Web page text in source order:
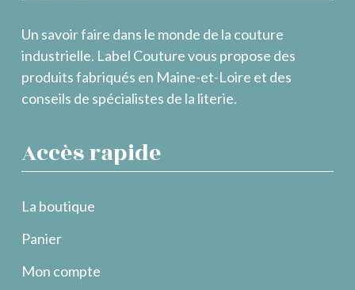
Un savoir faire dans le monde de la couture
industrielle. Label Couture vous propose des
produits fabriqués en Maine-et-Loire et des
conseils de spécialistes de la literie.
Accès rapide
La boutique
Panier
Mon compte